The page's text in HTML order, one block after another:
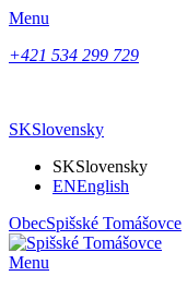
Menu
+421 534 299 729
SKSlovensky
SKSlovensky
ENEnglish
ObecSpišské Tomášovce
Menu